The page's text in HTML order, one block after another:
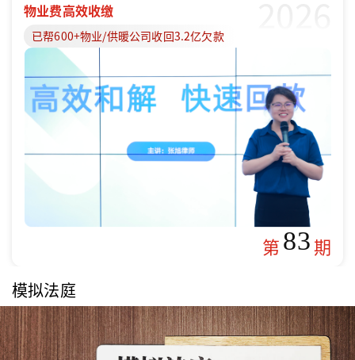
物业费高效收缴
已帮600+物业/供暖公司收回3.2亿欠款
第83期
模拟法庭